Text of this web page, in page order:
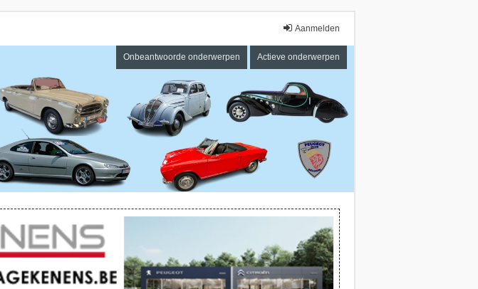
Aanmelden
Onbeantwoorde onderwerpen Actieve onderwerpen